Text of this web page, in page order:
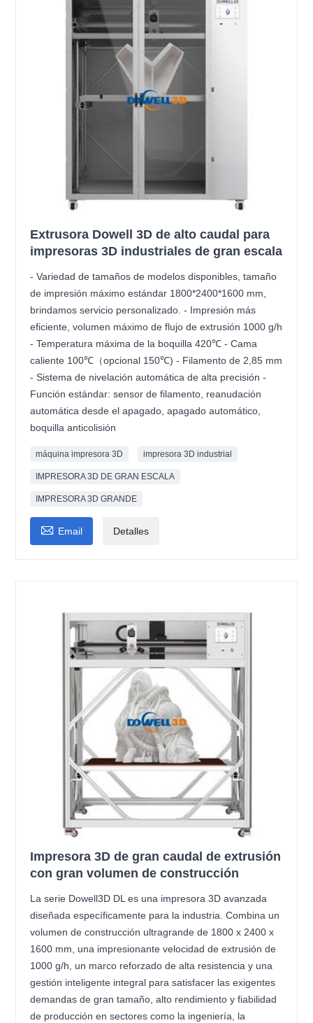
Extrusora Dowell 3D de alto caudal para
impresoras 3D industriales de gran escala
- Variedad de tamaños de modelos disponibles, tamaño
de impresión máximo estándar 1800*2400*1600 mm,
brindamos servicio personalizado. - Impresión más
eficiente, volumen máximo de flujo de extrusión 1000 g/h
- Temperatura máxima de la boquilla 420℃ - Cama
caliente 100℃（opcional 150℃) - Filamento de 2,85 mm
- Sistema de nivelación automática de alta precisión -
Función estándar: sensor de filamento, reanudación
automática desde el apagado, apagado automático,
boquilla anticolisión
máquina impresora 3D impresora 3D industrial
IMPRESORA 3D DE GRAN ESCALA
IMPRESORA 3D GRANDE
 Email Detalles
Impresora 3D de gran caudal de extrusión
con gran volumen de construcción
La serie Dowell3D DL es una impresora 3D avanzada
diseñada específicamente para la industria. Combina un
volumen de construcción ultragrande de 1800 x 2400 x
1600 mm, una impresionante velocidad de extrusión de
1000 g/h, un marco reforzado de alta resistencia y una
gestión inteligente integral para satisfacer las exigentes
demandas de gran tamaño, alto rendimiento y fiabilidad
de producción en sectores como la ingeniería, la